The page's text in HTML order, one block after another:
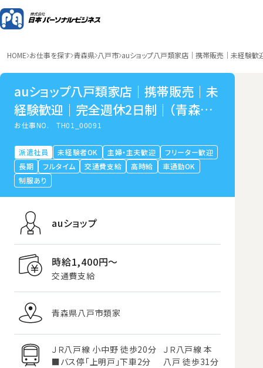
HOME お仕事を探す 青森県 八戸市 auショップ八戸類家店｜携帯販売｜未経験歓
auショップ八戸類家店｜携帯販売｜未
経験歓迎｜完全週休2日制｜（青森県
八戸市）
お仕事NO.TH01_00091
派遣社員 未経験者OK 主婦・主夫歓迎
フリーター歓迎
長期
フルタイム 交通費支給 高時給
車通勤OK
制服あり
auショップ
時給1,400円〜
交通費支給
青森県八戸市類家
ＪＲ八戸線 小中野 徒歩20分
■バス停「上明戸」下車2分
ＪＲ八戸線 本
八戸 徒歩31分